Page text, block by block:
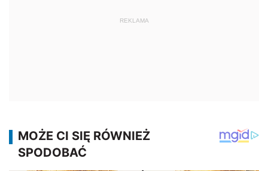
REKLAMA